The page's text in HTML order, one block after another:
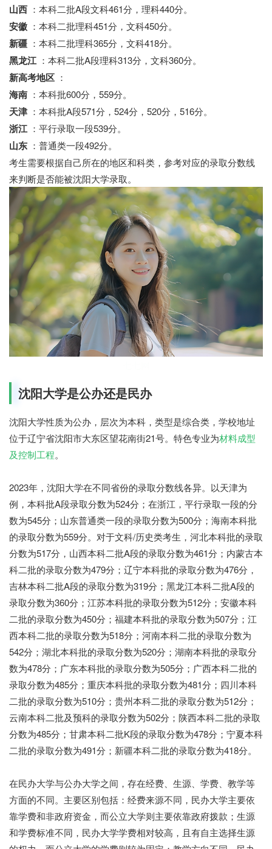
山西 ：本科二批A段文科461分，理科440分。
安徽 ：本科二批理科451分，文科450分。
新疆 ：本科二批理科365分，文科418分。
黑龙江 ：本科二批A段理科313分，文科360分。
新高考地区 ：
海南 ：本科批600分，559分。
天津 ：本科批A段571分，524分，520分，516分。
浙江 ：平行录取一段539分。
山东 ：普通类一段492分。
考生需要根据自己所在的地区和科类，参考对应的录取分数线
来判断是否能被沈阳大学录取。
沈阳大学是公办还是民办
沈阳大学性质为公办，层次为本科，类型是综合类，学校地址
位于辽宁省沈阳市大东区望花南街21号。特色专业为材料成型
及控制工程。
2023年，沈阳大学在不同省份的录取分数线各异。以天津为
例，本科批A段录取分数为524分；在浙江，平行录取一段的分
数为545分；山东普通类一段的录取分数为500分；海南本科批
的录取分数为559分。对于文科/历史类考生，河北本科批的录取
分数为517分，山西本科二批A段的录取分数为461分；内蒙古本
科二批的录取分数为479分；辽宁本科批的录取分数为476分，
吉林本科二批A段的录取分数为319分；黑龙江本科二批A段的
录取分数为360分；江苏本科批的录取分数为512分；安徽本科
二批的录取分数为450分；福建本科批的录取分数为507分；江
西本科二批的录取分数为518分；河南本科二批的录取分数为
542分；湖北本科批的录取分数为520分；湖南本科批的录取分
数为478分；广东本科批的录取分数为505分；广西本科二批的
录取分数为485分；重庆本科批的录取分数为481分；四川本科
二批的录取分数为510分；贵州本科二批的录取分数为512分；
云南本科二批及预科的录取分数为502分；陕西本科二批的录取
分数为485分；甘肃本科二批K段的录取分数为478分；宁夏本科
二批的录取分数为491分；新疆本科二批的录取分数为418分。
在民办大学与公办大学之间，存在经费、生源、学费、教学等
方面的不同。主要区别包括：经费来源不同，民办大学主要依
靠学费和非政府资金，而公立大学则主要依靠政府拨款；生源
和学费标准不同，民办大学学费相对较高，且有自主选择生源